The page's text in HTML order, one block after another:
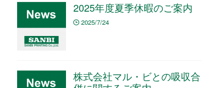
2025年度夏季休暇のご案内
2025/7/24
株式会社マル・ビとの吸収合